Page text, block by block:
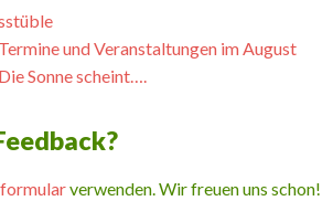
und Veranstaltungen im August
Sonne scheint….
verwenden. Wir freuen uns schon!